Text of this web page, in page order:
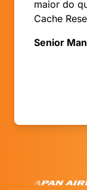
maior do
Cache
Senior